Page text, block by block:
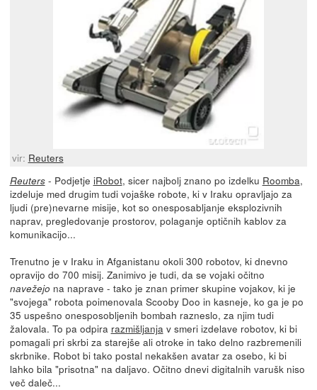
vir: Reuters
Reuters- Podjetje iRobot, sicer najbolj znano po izdelku Roomba,
izdeluje med drugim tudi vojaške robote, ki v Iraku opravljajo za
ljudi (pre)nevarne misije, kot so onesposabljanje eksplozivnih
naprav, pregledovanje prostorov, polaganje optičnih kablov za
komunikacijo...
Trenutno je v Iraku in Afganistanu okoli 300 robotov, ki dnevno
opravijo do 700 misij. Zanimivo je tudi, da se vojaki očitno
navežejo na naprave - tako je znan primer skupine vojakov, ki je
"svojega" robota poimenovala Scooby Doo in kasneje, ko ga je po
35 uspešno onesposobljenih bombah razneslo, za njim tudi
žalovala. To pa odpira razmišljanja v smeri izdelave robotov, ki bi
pomagali pri skrbi za starejše ali otroke in tako delno razbremenili
skrbnike. Robot bi tako postal nekakšen avatar za osebo, ki bi
lahko bila "prisotna" na daljavo. Očitno dnevi digitalnih varušk niso
več daleč...